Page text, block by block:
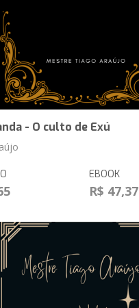
- O culto de Exú
EBOOK
R$ 47,37